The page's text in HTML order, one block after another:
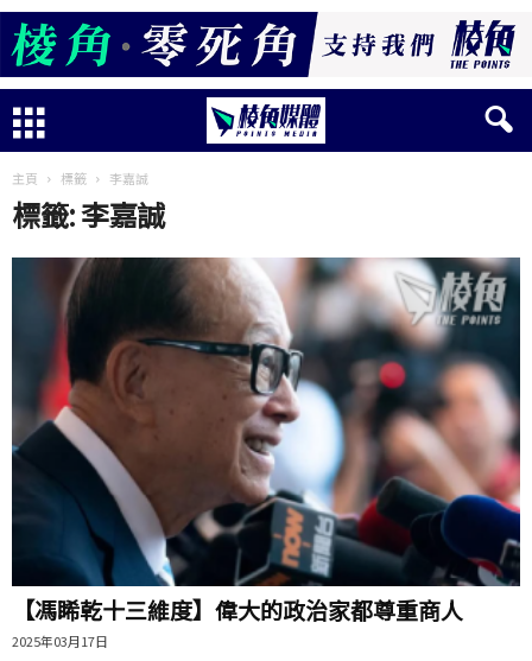
主頁 標籤 李嘉誠
標籤: 李嘉誠
【馮睎乾十三維度】偉大的政治家都尊重商人
2025年03月17日